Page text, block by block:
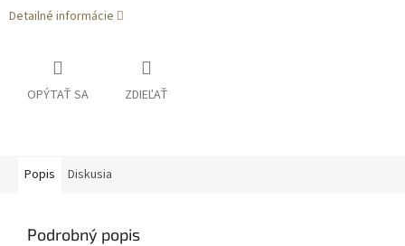
Detailné informácie
OPÝTAŤ SA ZDIEĽAŤ
Popis Diskusia
Podrobný popis